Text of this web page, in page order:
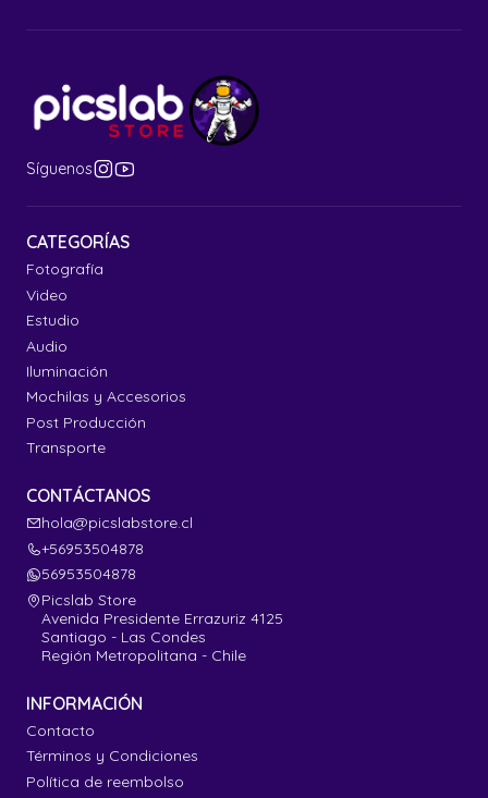
Síguenos
CATEGORÍAS
Fotografía
Video
Estudio
Audio
Iluminación
Mochilas y Accesorios
Post Producción
Transporte
CONTÁCTANOS
hola@picslabstore.cl
+56953504878
56953504878
Picslab Store
Avenida Presidente Errazuriz 4125
Santiago - Las Condes
Región Metropolitana - Chile
INFORMACIÓN
Contacto
Términos y Condiciones
Política de reembolso